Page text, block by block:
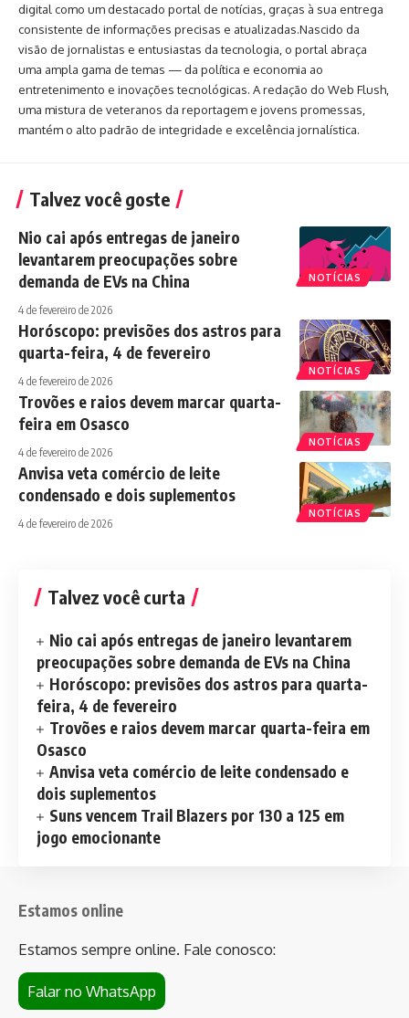
digital como um destacado portal de notícias, graças à sua entrega
consistente de informações precisas e atualizadas.Nascido da
visão de jornalistas e entusiastas da tecnologia, o portal abraça
uma ampla gama de temas — da política e economia ao
entretenimento e inovações tecnológicas. A redação do Web Flush,
uma mistura de veteranos da reportagem e jovens promessas,
mantém o alto padrão de integridade e excelência jornalística.
Talvez você goste
NOTÍCIAS
Nio cai após entregas de janeiro
levantarem preocupações sobre
demanda de EVs na China
4 de fevereiro de 2026
NOTÍCIAS
Horóscopo: previsões dos astros para
quarta-feira, 4 de fevereiro
4 de fevereiro de 2026
NOTÍCIAS
Trovões e raios devem marcar quarta-
feira em Osasco
4 de fevereiro de 2026
NOTÍCIAS
Anvisa veta comércio de leite
condensado e dois suplementos
4 de fevereiro de 2026
Talvez você curta
Nio cai após entregas de janeiro levantarem
preocupações sobre demanda de EVs na China
Horóscopo: previsões dos astros para quarta-
feira, 4 de fevereiro
Trovões e raios devem marcar quarta-feira em
Osasco
Anvisa veta comércio de leite condensado e
dois suplementos
Suns vencem Trail Blazers por 130 a 125 em
jogo emocionante
Estamos online
Estamos sempre online. Fale conosco:
Falar no WhatsApp